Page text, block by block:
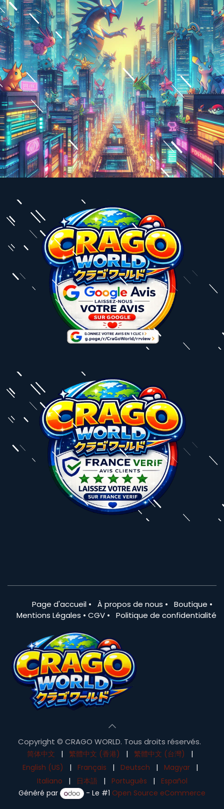
Page d'accueil • À propos de nous • Boutique •
Mentions Légales • CGV • Politique de confidentialité
Copyright © CRAGO WORLD. Tous droits réservés.
简体中文 | 繁體中文 (香港) | 繁體中文 (台灣)
|
English (US)
| Français | Deutsch | Magyar
|
Italiano
| 日本語 | Português |
Español
Généré par
- Le #1 Open Source eCommerce